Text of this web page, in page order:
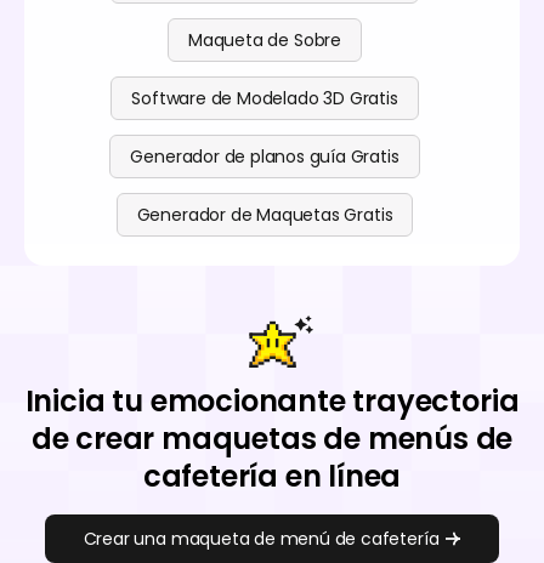
Maqueta de Sobre
Software de Modelado 3D Gratis
Generador de planos guía Gratis
Generador de Maquetas Gratis
Inicia tu emocionante trayectoria
de crear maquetas de menús de
cafetería en línea
Crear una maqueta de menú de cafetería